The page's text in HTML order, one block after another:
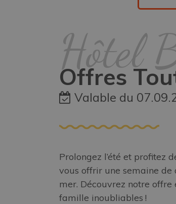
Hôtel
Offres
Valable du
Prolongez l’été et profitez
vous offrir une semaine de
mer. Découvrez notre
famille inoubliables !